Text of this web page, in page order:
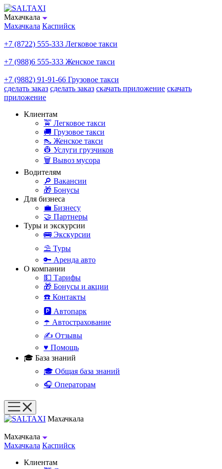
Махачкала
Махачкала Каспийск
+7 (8722) 555-333 Легковое такси
+7 (988)6 555-333 Женское такси
+7 (9882) 91-91-66 Грузовое такси
сделать заказ сделать заказ скачать приложение скачать
приложение
Клиентам
🚖 Легковое такси
🚚 Грузовое такси
👠 Женское такси
👷 Услуги грузчиков
🗑️ Вывоз мусора
Водителям
🔎 Вакансии
🎁 Бонусы
Для бизнеса
💼 Бизнесу
🤝 Партнеры
Туры и экскурсии
🚌 Экскурсии
⛱️ Туры
🔑 Аренда авто
О компании
💵 Тарифы
🎁 Бонусы и акции
☎️ Контакты
🅿️ Автопарк
☂️ Автострахование
✍️ Отзывы
♥️ Помощь
🎓 База знаний
🎓 Общая база знаний
🎧 Операторам
Махачкала
Махачкала
Махачкала Каспийск
Клиентам